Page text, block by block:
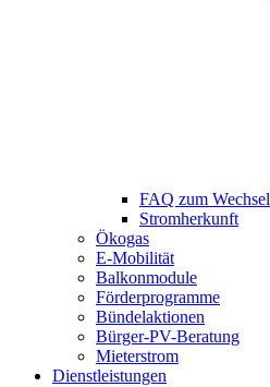
FAQ zum Wechsel
Stromherkunft
Ökogas
E-Mobilität
Balkonmodule
Förderprogramme
Bündelaktionen
Bürger-PV-Beratung
Mieterstrom
Dienstleistungen